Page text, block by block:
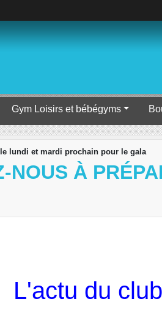
Gym Loisirs et bébégyms
lundi et mardi prochain pour le gala
NOUS À
L'actu du club